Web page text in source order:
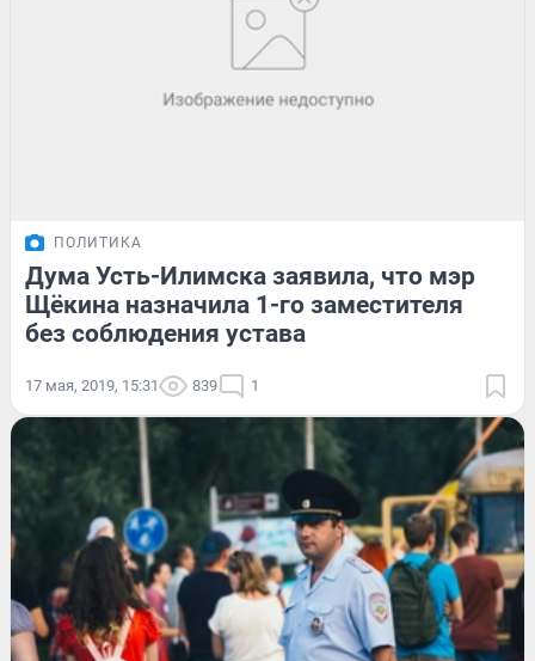
ПОЛИТИКА
Дума Усть-Илимска заявила, что мэр
Щёкина назначила 1-го заместителя
без соблюдения устава
17 мая, 2019, 15:31 839 1